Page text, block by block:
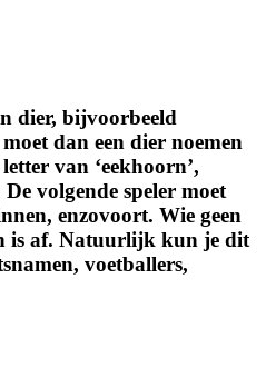
dier, bijvoorbeeld
dan een dier noemen
van ‘eekhoorn’,
volgende speler moet
enzovoort. Wie geen
is af. Natuurlijk kun je dit
voetballers,